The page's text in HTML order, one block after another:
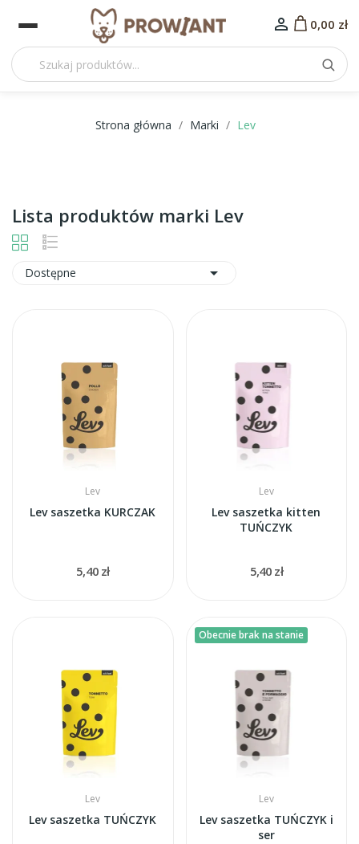
 0,00 zł
Strona główna Marki Lev
Lista produktów marki Lev
Dostępne 
Lev
Lev saszetka KURCZAK
5,40 zł
Lev
Lev saszetka kitten
TUŃCZYK
5,40 zł
Lev
Lev saszetka TUŃCZYK
Obecnie brak na stanie
Lev
Lev saszetka TUŃCZYK i
ser